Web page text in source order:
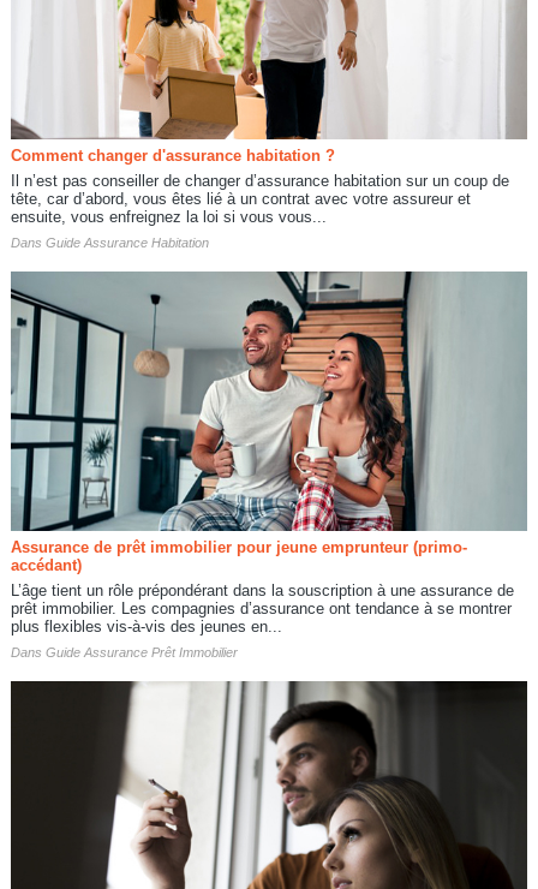
Comment changer d'assurance habitation ?
Il n’est pas conseiller de changer d’assurance habitation sur un coup de
tête, car d’abord, vous êtes lié à un contrat avec votre assureur et
ensuite, vous enfreignez la loi si vous vous...
Dans Guide Assurance Habitation
Assurance de prêt immobilier pour jeune emprunteur (primo-
accédant)
L’âge tient un rôle prépondérant dans la souscription à une assurance de
prêt immobilier. Les compagnies d’assurance ont tendance à se montrer
plus flexibles vis-à-vis des jeunes en...
Dans Guide Assurance Prêt Immobilier